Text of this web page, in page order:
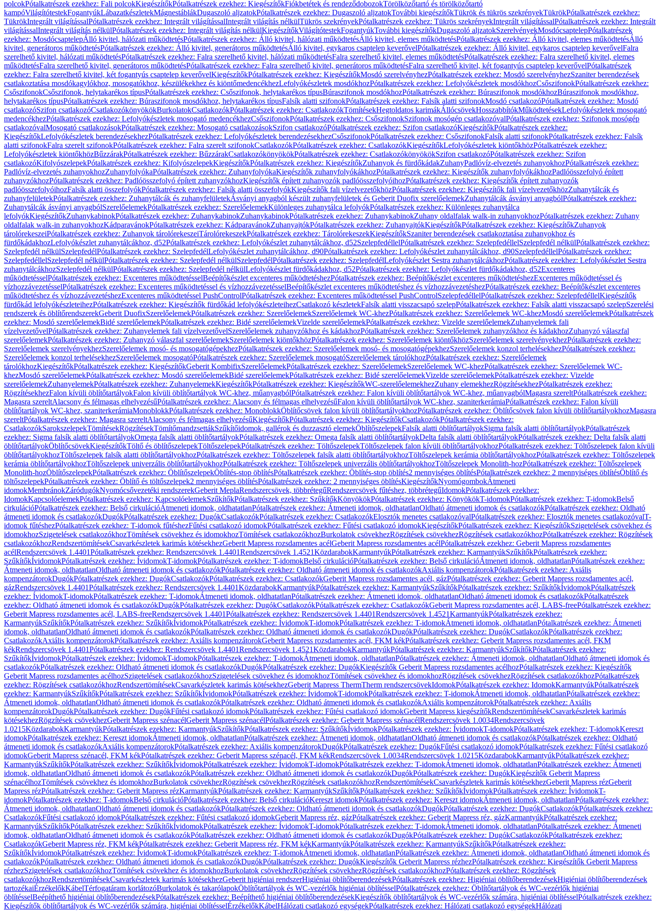
polcokPótalkatrészek ezekhez: Fali polcokKiegészítőkPótalkatrészek ezekhez: KiegészítőkFiókbetétek és rendeződobozokTörölközőtartó és törölközőtartó
kampóVilágítótestekFogantyúkLábazatkészletekMágnestáblákDugaszoló aljzatokPótalkatrészek ezekhez: Dugaszoló aljzatokTovábbi kiegészítőkTükrök és tükrös szekrényekTükrökPótalkatrészek ezekhez:
TükrökIntegrált világítássalPótalkatrészek ezekhez: Integrált világítássalIntegrált világítás nélkülTükrös szekrényekPótalkatrészek ezekhez: Tükrös szekrényekIntegrált világítássalPótalkatrészek ezekhez: Integrált
világítássalIntegrált világítás nélkülPótalkatrészek ezekhez: Integrált világítás nélkülKiegészítőkVilágítótestekFogantyúkTovábbi kiegészítőkDugaszoló aljzatokSzerelvényekMosdócsaptelepPótalkatrészek
ezekhez: MosdócsaptelepÁlló kivitel, hálózati működtetésPótalkatrészek ezekhez: Álló kivitel, hálózati működtetésÁlló kivitel, elemes működtetésPótalkatrészek ezekhez: Álló kivitel, elemes működtetésÁlló
kivitel, generátoros működtetésPótalkatrészek ezekhez: Álló kivitel, generátoros működtetésÁlló kivitel, egykaros csaptelep keverővelPótalkatrészek ezekhez: Álló kivitel, egykaros csaptelep keverővelFalra
szerelhető kivitel, hálózati működtetésPótalkatrészek ezekhez: Falra szerelhető kivitel, hálózati működtetésFalra szerelhető kivitel, elemes működtetésPótalkatrészek ezekhez: Falra szerelhető kivitel, elemes
működtetésFalra szerelhető kivitel, generátoros működtetésPótalkatrészek ezekhez: Falra szerelhető kivitel, generátoros működtetésFalra szerelhető kivitel, két fogantyús csaptelep keverővelPótalkatrészek
ezekhez: Falra szerelhető kivitel, két fogantyús csaptelep keverővelKiegészítőkPótalkatrészek ezekhez: KiegészítőkMosdó szerelvényhezPótalkatrészek ezekhez: Mosdó szerelvényhezSzaniter berendezések
csatlakoztatása mosdókagylókhoz, mosogatókhoz, készülékekhez és kiöntőmedencékhezLefolyókészletek mosdókhozPótalkatrészek ezekhez: Lefolyókészletek mosdókhozCsőszifonokPótalkatrészek ezekhez:
CsőszifonokCsőszifonok, helytakarékos típusPótalkatrészek ezekhez: Csőszifonok, helytakarékos típusBúraszifonok mosdókhozPótalkatrészek ezekhez: Búraszifonok mosdókhozBúraszifonok mosdókhoz,
helytakarékos típusPótalkatrészek ezekhez: Búraszifonok mosdókhoz, helytakarékos típusFalsík alatti szifonokPótalkatrészek ezekhez: Falsík alatti szifonokMosdó csatlakozóPótalkatrészek ezekhez: Mosdó
csatlakozóSzifon csatlakozóCsatlakozókönyökökBurkolatokCsatlakozókPótalkatrészek ezekhez: CsatlakozókTömítésekHegtoldatos karimákÁllócsövekHosszabbítókMűködtetésekLefolyókészletek mosogató
medencékhezPótalkatrészek ezekhez: Lefolyókészletek mosogató medencékhezCsőszifonokPótalkatrészek ezekhez: CsőszifonokSzifonok mosógép csatlakozóvalPótalkatrészek ezekhez: Szifonok mosógép
csatlakozóvalMosogató csatlakozásokPótalkatrészek ezekhez: Mosogató csatlakozásokSzifon csatlakozóPótalkatrészek ezekhez: Szifon csatlakozóKiegészítőkPótalkatrészek ezekhez:
KiegészítőkLefolyókészletek berendezésekhezPótalkatrészek ezekhez: Lefolyókészletek berendezésekhezCsőszifonokPótalkatrészek ezekhez: CsőszifonokFalsík alatti szifonokPótalkatrészek ezekhez: Falsík
alatti szifonokFalra szerelt szifonokPótalkatrészek ezekhez: Falra szerelt szifonokCsatlakozókPótalkatrészek ezekhez: CsatlakozókKiegészítőkLefolyókészletek kiöntőkhözPótalkatrészek ezekhez:
Lefolyókészletek kiöntőkhözBűzzárakPótalkatrészek ezekhez: BűzzárakCsatlakozókönyökökPótalkatrészek ezekhez: CsatlakozókönyökökSzifon csatlakozóPótalkatrészek ezekhez: Szifon
csatlakozóKifolyószelepekPótalkatrészek ezekhez: KifolyószelepekKiegészítőkPótalkatrészek ezekhez: KiegészítőkZuhanyok és fürdőkádakZuhanyPadlóvíz-elvezetés zuhanyokhozPótalkatrészek ezekhez:
Padlóvíz-elvezetés zuhanyokhozZuhanyfolyókaPótalkatrészek ezekhez: ZuhanyfolyókaKiegészítők zuhanyfolyókákhozPótalkatrészek ezekhez: Kiegészítők zuhanyfolyókákhozPadlóösszefolyó épített
zuhanyzókhozPótalkatrészek ezekhez: Padlóösszefolyó épített zuhanyzókhozKiegészítők épített zuhanyozók padlóösszefolyóihozPótalkatrészek ezekhez: Kiegészítők épített zuhanyozók
padlóösszefolyóihozFalsík alatti összefolyókPótalkatrészek ezekhez: Falsík alatti összefolyókKiegészítők fali vízelvezetőkhözPótalkatrészek ezekhez: Kiegészítők fali vízelvezetőkhözZuhanytálcák és
zuhanyfelületekPótalkatrészek ezekhez: Zuhanytálcák és zuhanyfelületekÁsványi anyagból készült zuhanyfelületek és Geberit Duofix szerelőelemekZuhanytálcák ásványi anyagbólPótalkatrészek ezekhez:
Zuhanytálcák ásványi anyagbólSzerelőelemekPótalkatrészek ezekhez: SzerelőelemekKülönleges zuhanytálca lefolyókPótalkatrészek ezekhez: Különleges zuhanytálca
lefolyókKiegészítőkZuhanykabinokPótalkatrészek ezekhez: ZuhanykabinokZuhanykabinokPótalkatrészek ezekhez: ZuhanykabinokZuhany oldalfalak walk-in zuhanyokhozPótalkatrészek ezekhez: Zuhany
oldalfalak walk-in zuhanyokhozKádparavánokPótalkatrészek ezekhez: KádparavánokZuhanyajtókPótalkatrészek ezekhez: ZuhanyajtókKiegészítőkPótalkatrészek ezekhez: KiegészítőkZuhanyok
tárolórekeszeiPótalkatrészek ezekhez: Zuhanyok tárolórekeszeiTárolórekeszekPótalkatrészek ezekhez: TárolórekeszekKiegészítőkSzaniter berendezések csatlakoztatása zuhanyokhoz és
fürdőkádakhozLefolyókészlet zuhanytálcákhoz, d52Pótalkatrészek ezekhez: Lefolyókészlet zuhanytálcákhoz, d52SzelepfedéllelPótalkatrészek ezekhez: SzelepfedéllelSzelepfedél nélkülPótalkatrészek ezekhez:
Szelepfedél nélkülSzelepfedélPótalkatrészek ezekhez: SzelepfedélLefolyókészlet zuhanytálcákhoz, d90Pótalkatrészek ezekhez: Lefolyókészlet zuhanytálcákhoz, d90SzelepfedéllelPótalkatrészek ezekhez:
SzelepfedéllelSzelepfedél nélkülPótalkatrészek ezekhez: Szelepfedél nélkülSzelepfedélPótalkatrészek ezekhez: SzelepfedélLefolyókészlet Sestra zuhanytálcákhozPótalkatrészek ezekhez: Lefolyókészlet Sestra
zuhanytálcákhozSzelepfedél nélkülPótalkatrészek ezekhez: Szelepfedél nélkülLefolyókészlet fürdőkádakhoz, d52Pótalkatrészek ezekhez: Lefolyókészlet fürdőkádakhoz, d52Excenteres
működtetésselPótalkatrészek ezekhez: Excenteres működtetésselBeépítőkészlet excenteres működtetéshezPótalkatrészek ezekhez: Beépítőkészlet excenteres működtetéshezExcenteres működtetéssel és
vízhozzávezetésselPótalkatrészek ezekhez: Excenteres működtetéssel és vízhozzávezetésselBeépítőkészlet excenteres működtetéshez és vízhozzávezetéshezPótalkatrészek ezekhez: Beépítőkészlet excenteres
működtetéshez és vízhozzávezetéshezExcenteres működtetéssel PushControlPótalkatrészek ezekhez: Excenteres működtetéssel PushControlSzelepfedéllelPótalkatrészek ezekhez: SzelepfedéllelKiegészítők
fürdőkád lefolyókészleteihezPótalkatrészek ezekhez: Kiegészítők fürdőkád lefolyókészleteihezCsatlakozó készletekFalsík alatti visszacsapó szelepPótalkatrészek ezekhez: Falsík alatti visszacsapó szelepSzerelési
rendszerek és öblítőrendszerekGeberit DuofixSzerelőelemekPótalkatrészek ezekhez: SzerelőelemekSzerelőelemek WC-khezPótalkatrészek ezekhez: Szerelőelemek WC-khezMosdó szerelőelemekPótalkatrészek
ezekhez: Mosdó szerelőelemekBidé szerelőelemekPótalkatrészek ezekhez: Bidé szerelőelemekVizelde szerelőelemekPótalkatrészek ezekhez: Vizelde szerelőelemekZuhanyelemek fali
vízelvezetővelPótalkatrészek ezekhez: Zuhanyelemek fali vízelvezetővelSzerelőelemek zuhanyzókhoz és kádakhozPótalkatrészek ezekhez: Szerelőelemek zuhanyzókhoz és kádakhozZuhanyzó válaszfal
szerelőelemekPótalkatrészek ezekhez: Zuhanyzó válaszfal szerelőelemekSzerelőelemek kiöntőkhözPótalkatrészek ezekhez: Szerelőelemek kiöntőkhözSzerelőelemek szerelvényekhezPótalkatrészek ezekhez:
Szerelőelemek szerelvényekhezSzerelőelemek mosó- és mosogatógépekhezPótalkatrészek ezekhez: Szerelőelemek mosó- és mosogatógépekhezSzerelőelemek konzol terhelésekhezPótalkatrészek ezekhez:
Szerelőelemek konzol terhelésekhezSzerelőelemek mosogatóPótalkatrészek ezekhez: Szerelőelemek mosogatóSzerelőelemek tárolókhozPótalkatrészek ezekhez: Szerelőelemek
tárolókhozKiegészítőkPótalkatrészek ezekhez: KiegészítőkGeberit KombifixSzerelőelemekPótalkatrészek ezekhez: SzerelőelemekSzerelőelemek WC-khezPótalkatrészek ezekhez: Szerelőelemek WC-
khezMosdó szerelőelemekPótalkatrészek ezekhez: Mosdó szerelőelemekBidé szerelőelemekPótalkatrészek ezekhez: Bidé szerelőelemekVizelde szerelőelemekPótalkatrészek ezekhez: Vizelde
szerelőelemekZuhanyelemekPótalkatrészek ezekhez: ZuhanyelemekKiegészítőkPótalkatrészek ezekhez: KiegészítőkWC-szerelőelemekhezZuhany elemekhezRögzítésekhezPótalkatrészek ezekhez:
RögzítésekhezFalon kívüli öblítőtartályokFalon kívüli öblítőtartályok WC-khez, műanyagbólPótalkatrészek ezekhez: Falon kívüli öblítőtartályok WC-khez, műanyagbólMagasra szereltPótalkatrészek ezekhez:
Magasra szereltAlacsony és félmagas elhelyezésűPótalkatrészek ezekhez: Alacsony és félmagas elhelyezésűFalon kívüli öblítőtartályok WC-khez, szaniterkerámiaPótalkatrészek ezekhez: Falon kívüli
öblítőtartályok WC-khez, szaniterkerámiaMonoblokkPótalkatrészek ezekhez: MonoblokkÖblítőcsövek falon kívüli öblítőtartályokhozPótalkatrészek ezekhez: Öblítőcsövek falon kívüli öblítőtartályokhozMagasra
szereltPótalkatrészek ezekhez: Magasra szereltAlacsony és félmagas elhelyezésűKiegészítőkPótalkatrészek ezekhez: KiegészítőkCsatlakozókPótalkatrészek ezekhez:
CsatlakozókSarokszelepekTömítésekRögzítésekTömítőmandzsettákSzűkítőidomok, gallérok és duzzasztó elemekÖblítőszelepekFalsík alatti öblítőtartályokSigma falsík alatti öblítőtartályokPótalkatrészek
ezekhez: Sigma falsík alatti öblítőtartályokOmega falsík alatti öblítőtartályokPótalkatrészek ezekhez: Omega falsík alatti öblítőtartályokDelta falsík alatti öblítőtartályokPótalkatrészek ezekhez: Delta falsík alatti
öblítőtartályokÖblítőcsövekKiegészítőkTöltő és öblítőszelepekTöltőszelepekPótalkatrészek ezekhez: TöltőszelepekTöltőszelepek falon kívüli öblítőtartályokhozPótalkatrészek ezekhez: Töltőszelepek falon kívüli
öblítőtartályokhozTöltőszelepek falsík alatti öblítőtartályokhozPótalkatrészek ezekhez: Töltőszelepek falsík alatti öblítőtartályokhozTöltőszelepek kerámia öblítőtartályokhozPótalkatrészek ezekhez: Töltőszelepek
kerámia öblítőtartályokhozTöltőszelepek univerzális öblítőtartályokhozPótalkatrészek ezekhez: Töltőszelepek univerzális öblítőtartályokhozTöltőszelepek Monolith-hozPótalkatrészek ezekhez: Töltőszelepek
Monolith-hozÖblítőszelepekPótalkatrészek ezekhez: ÖblítőszelepekÖblítés-stop öblítésPótalkatrészek ezekhez: Öblítés-stop öblítés2 mennyiséges öblítésPótalkatrészek ezekhez: 2 mennyiséges öblítésÖblítő és
töltőszelepekPótalkatrészek ezekhez: Öblítő és töltőszelepek2 mennyiséges öblítésPótalkatrészek ezekhez: 2 mennyiséges öblítésKiegészítőkNyomógombokÁtmeneti
idomokMembránokZáródugókNyomócsővezetéki rendszerekGeberit MeplaRendszercsövek, többrétegűRendszercsövek fűtéshez, többrétegűIdomokPótalkatrészek ezekhez:
IdomokKapcsolóelemekPótalkatrészek ezekhez: KapcsolóelemekSzűkítőkPótalkatrészek ezekhez: SzűkítőkKönyökökPótalkatrészek ezekhez: KönyökökT-idomokPótalkatrészek ezekhez: T-idomokBelső
cirkulációPótalkatrészek ezekhez: Belső cirkulációÁtmeneti idomok, oldhatatlanPótalkatrészek ezekhez: Átmeneti idomok, oldhatatlanOldható átmeneti idomok és csatlakozókPótalkatrészek ezekhez: Oldható
átmeneti idomok és csatlakozókDugókPótalkatrészek ezekhez: DugókCsatlakozókPótalkatrészek ezekhez: CsatlakozókElosztók menetes csatlakozóvalPótalkatrészek ezekhez: Elosztók menetes csatlakozóvalT-
idomok fűtéshezPótalkatrészek ezekhez: T-idomok fűtéshezFűtési csatlakozó idomokPótalkatrészek ezekhez: Fűtési csatlakozó idomokKiegészítőkPótalkatrészek ezekhez: KiegészítőkSzigetelések csövekhez és
idomokhozSzigetelések csatlakozókhozTömítések csövekhez és idomokhozTömítések csatlakozókhozBurkolatok csövekhezRögzítések csövekhezRögzítések csatlakozókhozPótalkatrészek ezekhez: Rögzítések
csatlakozókhozRendszertömítésekCsavarkészletek karimás kötésekhezGeberit Mapress rozsdamentes acélGeberit Mapress rozsdamentes acélPótalkatrészek ezekhez: Geberit Mapress rozsdamentes
acélRendszercsövek 1.4401Pótalkatrészek ezekhez: Rendszercsövek 1.4401Rendszercsövek 1.4521KözdarabokKarmantyúkPótalkatrészek ezekhez: KarmantyúkSzűkítőkPótalkatrészek ezekhez:
SzűkítőkÍvidomokPótalkatrészek ezekhez: ÍvidomokT-idomokPótalkatrészek ezekhez: T-idomokBelső cirkulációPótalkatrészek ezekhez: Belső cirkulációÁtmeneti idomok, oldhatatlanPótalkatrészek ezekhez:
Átmeneti idomok, oldhatatlanOldható átmeneti idomok és csatlakozókPótalkatrészek ezekhez: Oldható átmeneti idomok és csatlakozókAxiális kompenzátorokPótalkatrészek ezekhez: Axiális
kompenzátorokDugókPótalkatrészek ezekhez: DugókCsatlakozókPótalkatrészek ezekhez: CsatlakozókGeberit Mapress rozsdamentes acél, gázPótalkatrészek ezekhez: Geberit Mapress rozsdamentes acél,
gázRendszercsövek 1.4401Pótalkatrészek ezekhez: Rendszercsövek 1.4401KözdarabokKarmantyúkPótalkatrészek ezekhez: KarmantyúkSzűkítőkPótalkatrészek ezekhez: SzűkítőkÍvidomokPótalkatrészek
ezekhez: ÍvidomokT-idomokPótalkatrészek ezekhez: T-idomokÁtmeneti idomok, oldhatatlanPótalkatrészek ezekhez: Átmeneti idomok, oldhatatlanOldható átmeneti idomok és csatlakozókPótalkatrészek
ezekhez: Oldható átmeneti idomok és csatlakozókDugókPótalkatrészek ezekhez: DugókCsatlakozókPótalkatrészek ezekhez: CsatlakozókGeberit Mapress rozsdamentes acél, LABS-freePótalkatrészek ezekhez:
Geberit Mapress rozsdamentes acél, LABS-freeRendszercsövek 1.4401Pótalkatrészek ezekhez: Rendszercsövek 1.4401Rendszercsövek 1.4521KarmantyúkPótalkatrészek ezekhez:
KarmantyúkSzűkítőkPótalkatrészek ezekhez: SzűkítőkÍvidomokPótalkatrészek ezekhez: ÍvidomokT-idomokPótalkatrészek ezekhez: T-idomokÁtmeneti idomok, oldhatatlanPótalkatrészek ezekhez: Átmeneti
idomok, oldhatatlanOldható átmeneti idomok és csatlakozókPótalkatrészek ezekhez: Oldható átmeneti idomok és csatlakozókDugókPótalkatrészek ezekhez: DugókCsatlakozókPótalkatrészek ezekhez:
CsatlakozókAxiális kompenzátorokPótalkatrészek ezekhez: Axiális kompenzátorokGeberit Mapress rozsdamentes acél, FKM kékPótalkatrészek ezekhez: Geberit Mapress rozsdamentes acél, FKM
kékRendszercsövek 1.4401Pótalkatrészek ezekhez: Rendszercsövek 1.4401Rendszercsövek 1.4521KözdarabokKarmantyúkPótalkatrészek ezekhez: KarmantyúkSzűkítőkPótalkatrészek ezekhez:
SzűkítőkÍvidomokPótalkatrészek ezekhez: ÍvidomokT-idomokPótalkatrészek ezekhez: T-idomokÁtmeneti idomok, oldhatatlanPótalkatrészek ezekhez: Átmeneti idomok, oldhatatlanOldható átmeneti idomok és
csatlakozókPótalkatrészek ezekhez: Oldható átmeneti idomok és csatlakozókDugókPótalkatrészek ezekhez: DugókKiegészítők Geberit Mapress rozsdamentes acélhozPótalkatrészek ezekhez: Kiegészítők
Geberit Mapress rozsdamentes acélhozSzigetelések csatlakozókhozSzigetelések csövekhez és idomokhozTömítések csövekhez és idomokhozRögzítések csövekhezRögzítések csatlakozókhozPótalkatrészek
ezekhez: Rögzítések csatlakozókhozRendszertömítésekCsavarkészletek karimás kötésekhezGeberit Mapress ThermTherm rendszercsövekIdomokPótalkatrészek ezekhez: IdomokKarmantyúkPótalkatrészek
ezekhez: KarmantyúkSzűkítőkPótalkatrészek ezekhez: SzűkítőkÍvidomokPótalkatrészek ezekhez: ÍvidomokT-idomokPótalkatrészek ezekhez: T-idomokÁtmeneti idomok, oldhatatlanPótalkatrészek ezekhez:
Átmeneti idomok, oldhatatlanOldható átmeneti idomok és csatlakozókPótalkatrészek ezekhez: Oldható átmeneti idomok és csatlakozókAxiális kompenzátorokPótalkatrészek ezekhez: Axiális
kompenzátorokDugókPótalkatrészek ezekhez: DugókFűtési csatlakozó idomokPótalkatrészek ezekhez: Fűtési csatlakozó idomokGeberit Mapress kiegészítőkRendszertömítésekCsavarkészletek karimás
kötésekhezRögzítések csövekhezGeberit Mapress szénacélGeberit Mapress szénacélPótalkatrészek ezekhez: Geberit Mapress szénacélRendszercsövek 1.0034Rendszercsövek
1.0215KözdarabokKarmantyúkPótalkatrészek ezekhez: KarmantyúkSzűkítőkPótalkatrészek ezekhez: SzűkítőkÍvidomokPótalkatrészek ezekhez: ÍvidomokT-idomokPótalkatrészek ezekhez: T-idomokKereszt
idomokPótalkatrészek ezekhez: Kereszt idomokÁtmeneti idomok, oldhatatlanPótalkatrészek ezekhez: Átmeneti idomok, oldhatatlanOldható átmeneti idomok és csatlakozókPótalkatrészek ezekhez: Oldható
átmeneti idomok és csatlakozókAxiális kompenzátorokPótalkatrészek ezekhez: Axiális kompenzátorokDugókPótalkatrészek ezekhez: DugókFűtési csatlakozó idomokPótalkatrészek ezekhez: Fűtési csatlakozó
idomokGeberit Mapress szénacél, FKM kékPótalkatrészek ezekhez: Geberit Mapress szénacél, FKM kékRendszercsövek 1.0034Rendszercsövek 1.0215KözdarabokKarmantyúkPótalkatrészek ezekhez:
KarmantyúkSzűkítőkPótalkatrészek ezekhez: SzűkítőkÍvidomokPótalkatrészek ezekhez: ÍvidomokT-idomokPótalkatrészek ezekhez: T-idomokÁtmeneti idomok, oldhatatlanPótalkatrészek ezekhez: Átmeneti
idomok, oldhatatlanOldható átmeneti idomok és csatlakozókPótalkatrészek ezekhez: Oldható átmeneti idomok és csatlakozókDugókPótalkatrészek ezekhez: DugókKiegészítők Geberit Mapress
szénacélhozTömítések csövekhez és idomokhozBurkolatok csövekhezRögzítések csövekhezRögzítések csatlakozókhozRendszertömítésekCsavarkészletek karimás kötésekhezGeberit Mapress rézGeberit
Mapress rézPótalkatrészek ezekhez: Geberit Mapress rézKarmantyúkPótalkatrészek ezekhez: KarmantyúkSzűkítőkPótalkatrészek ezekhez: SzűkítőkÍvidomokPótalkatrészek ezekhez: ÍvidomokT-
idomokPótalkatrészek ezekhez: T-idomokBelső cirkulációPótalkatrészek ezekhez: Belső cirkulációKereszt idomokPótalkatrészek ezekhez: Kereszt idomokÁtmeneti idomok, oldhatatlanPótalkatrészek ezekhez:
Átmeneti idomok, oldhatatlanOldható átmeneti idomok és csatlakozókPótalkatrészek ezekhez: Oldható átmeneti idomok és csatlakozókDugókPótalkatrészek ezekhez: DugókCsatlakozókPótalkatrészek ezekhez:
CsatlakozókFűtési csatlakozó idomokPótalkatrészek ezekhez: Fűtési csatlakozó idomokGeberit Mapress réz, gázPótalkatrészek ezekhez: Geberit Mapress réz, gázKarmantyúkPótalkatrészek ezekhez:
KarmantyúkSzűkítőkPótalkatrészek ezekhez: SzűkítőkÍvidomokPótalkatrészek ezekhez: ÍvidomokT-idomokPótalkatrészek ezekhez: T-idomokÁtmeneti idomok, oldhatatlanPótalkatrészek ezekhez: Átmeneti
idomok, oldhatatlanOldható átmeneti idomok és csatlakozókPótalkatrészek ezekhez: Oldható átmeneti idomok és csatlakozókDugókPótalkatrészek ezekhez: DugókCsatlakozókPótalkatrészek ezekhez:
CsatlakozókGeberit Mapress réz, FKM kékPótalkatrészek ezekhez: Geberit Mapress réz, FKM kékKarmantyúkPótalkatrészek ezekhez: KarmantyúkSzűkítőkPótalkatrészek ezekhez:
SzűkítőkÍvidomokPótalkatrészek ezekhez: ÍvidomokT-idomokPótalkatrészek ezekhez: T-idomokÁtmeneti idomok, oldhatatlanPótalkatrészek ezekhez: Átmeneti idomok, oldhatatlanOldható átmeneti idomok és
csatlakozókPótalkatrészek ezekhez: Oldható átmeneti idomok és csatlakozókDugókPótalkatrészek ezekhez: DugókKiegészítők Geberit Mapress rézhezPótalkatrészek ezekhez: Kiegészítők Geberit Mapress
rézhezSzigetelések csatlakozókhozTömítések csövekhez és idomokhozBurkolatok csövekhezRögzítések csövekhezRögzítések csatlakozókhozPótalkatrészek ezekhez: Rögzítések
csatlakozókhozRendszertömítésekCsavarkészletek karimás kötésekhezGeberit higiéniai rendszerHigiéniai öblítőberendezésekPótalkatrészek ezekhez: Higiéniai öblítőberendezésekHigiéniai öblítőberendezések
tartozékaiÉrzékelőkKábelTérfogatáram korlátozóBurkolatok és takarólapokÖblítőtartályok és WC-vezérlők higiéniai öblítésselPótalkatrészek ezekhez: Öblítőtartályok és WC-vezérlők higiéniai
öblítésselBeépíthető higiéniai öblítőberendezésekPótalkatrészek ezekhez: Beépíthető higiéniai öblítőberendezésekKiegészítők öblítőtartályok és WC-vezérlők számára, higiéniai öblítésselPótalkatrészek ezekhez:
Kiegészítők öblítőtartályok és WC-vezérlők számára, higiéniai öblítésselÉrzékelőkKábelHálózati csatlakozó egységekPótalkatrészek ezekhez: Hálózati csatlakozó egységekHálózati